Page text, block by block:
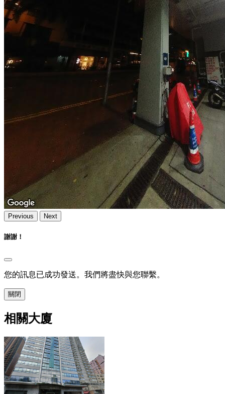
Previous Next
謝謝！
您的訊息已成功發送。我們將盡快與您聯繫。
關閉
相關大廈